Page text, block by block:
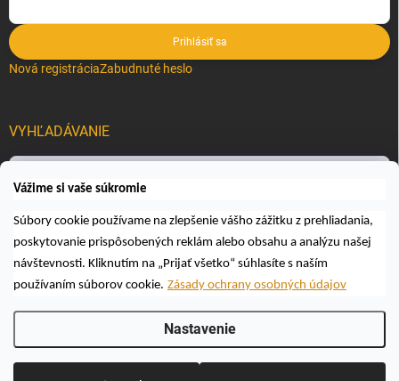
Vážime si vaše súkromie
Súbory cookie používame na zlepšenie vášho zážitku z prehliadania,
poskytovanie prispôsobených reklám alebo obsahu a analýzu našej
návštevnosti. Kliknutím na „Prijať všetko“ súhlasíte s naším
používaním súborov cookie. Zásady ochrany osobných údajov
Nastavenie
Prihlásiť sa
Nová registráciaZabudnuté heslo
VYHĽADÁVANIE
Vytvoril Shoptet
Všetky práva vyhradené.Upraviť nastavenie cookies